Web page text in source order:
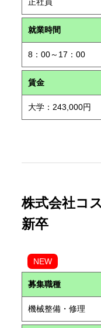
就業時間
8：00～17：00
賃金
大学：243,000円
株式会社コ
新卒
NEW
募集職種
機械整備・修理